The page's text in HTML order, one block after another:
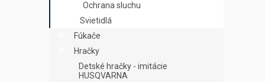
Ochrana sluchu
Svietidlá
Fúkače
Hračky
Detské hračky - imitácie
HUSQVARNA